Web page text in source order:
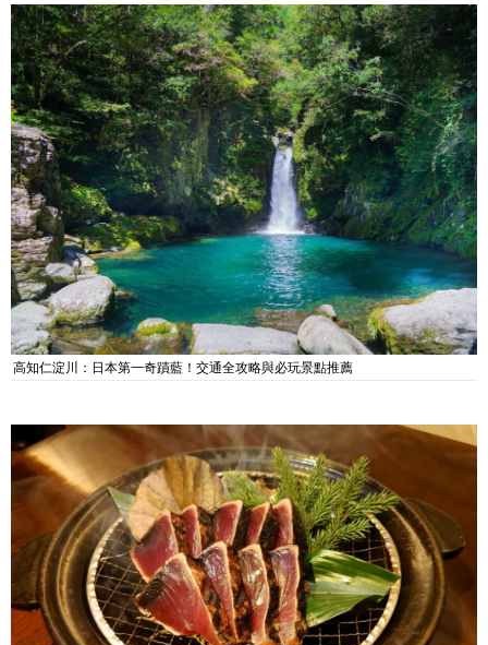
高知仁淀川：日本第一奇蹟藍！交通全攻略與必玩景點推薦